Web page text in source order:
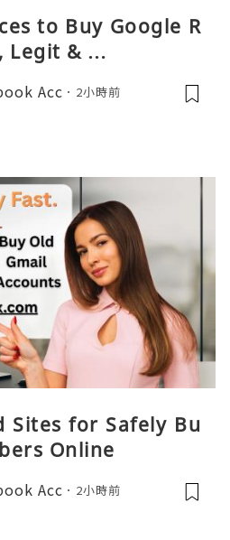
to Buy Google R
Legit & …
Acc 2小時前
Sites for Safely Bu
Online
Acc 2小時前